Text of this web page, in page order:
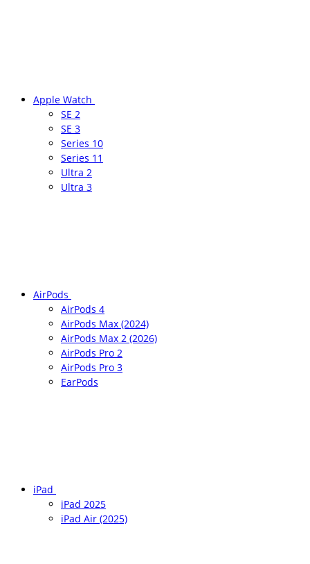
Apple Watch
SE 2
SE 3
Series 10
Series 11
Ultra 2
Ultra 3
AirPods
AirPods 4
AirPods Max (2024)
AirPods Max 2 (2026)
AirPods Pro 2
AirPods Pro 3
EarPods
iPad
iPad 2025
iPad Air (2025)